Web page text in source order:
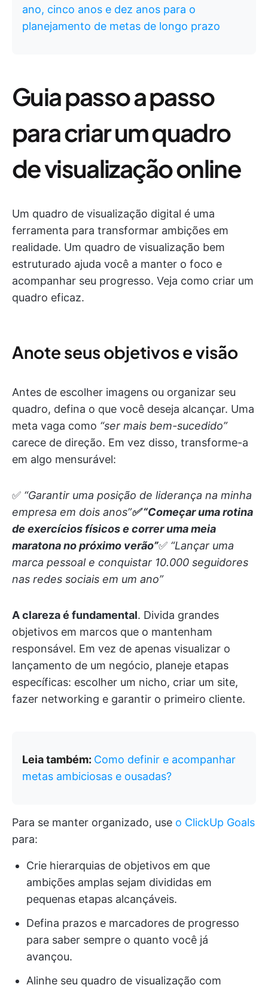
ano, cinco anos e dez anos para o
planejamento de metas de longo prazo
Guia passo a passo
para criar um quadro
de visualização online
Um quadro de visualização digital é uma
ferramenta para transformar ambições em
realidade. Um quadro de visualização bem
estruturado ajuda você a manter o foco e
acompanhar seu progresso. Veja como criar um
quadro eficaz.
Anote seus objetivos e visão
Antes de escolher imagens ou organizar seu
quadro, defina o que você deseja alcançar. Uma
meta vaga como “ser mais bem-sucedido”
carece de direção. Em vez disso, transforme-a
em algo mensurável:
✅ “Garantir uma posição de liderança na minha
empresa em dois anos”✅“Começar uma rotina
de exercícios físicos e correr uma meia
maratona no próximo verão”✅ “Lançar uma
marca pessoal e conquistar 10.000 seguidores
nas redes sociais em um ano”
A clareza é fundamental. Divida grandes
objetivos em marcos que o mantenham
responsável. Em vez de apenas visualizar o
lançamento de um negócio, planeje etapas
específicas: escolher um nicho, criar um site,
fazer networking e garantir o primeiro cliente.
Leia também: Como definir e acompanhar
metas ambiciosas e ousadas?
Para se manter organizado, use o ClickUp Goals
para:
Crie hierarquias de objetivos em que
ambições amplas sejam divididas em
pequenas etapas alcançáveis.
Defina prazos e marcadores de progresso
para saber sempre o quanto você já
avançou.
Alinhe seu quadro de visualização com